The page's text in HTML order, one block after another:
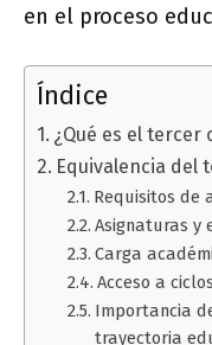
en el proceso
Índice
¿Qué es el tercer
Equivalencia del
Requisitos de
Asignaturas y
Carga
Acceso a
Importancia
trayectoria